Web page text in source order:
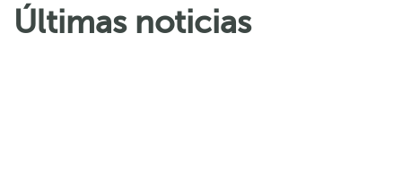
Últimas noticias